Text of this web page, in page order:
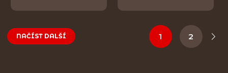
NAČÍST DALŠÍ 1 2